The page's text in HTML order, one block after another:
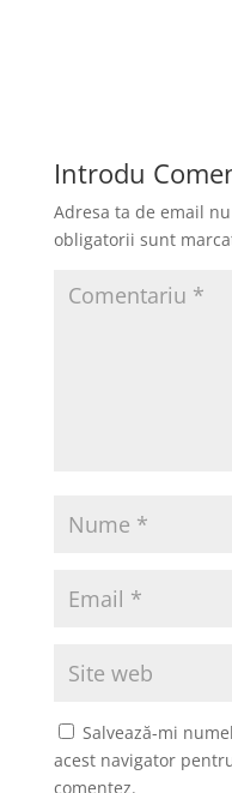
Introdu
Adresa ta de email
obligatorii sunt
Salvează-mi
acest navigator
comentez.